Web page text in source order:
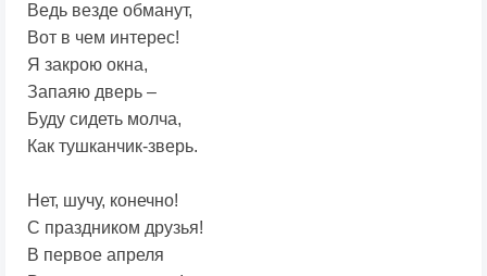
Ведь везде обманут,
Вот в чем интерес!
Я закрою окна,
Запаяю дверь –
Буду сидеть молча,
Как тушканчик-зверь.
Нет, шучу, конечно!
С праздником друзья!
В первое апреля